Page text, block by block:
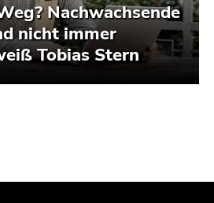
Nachwachsende
nicht immer
Tobias Stern